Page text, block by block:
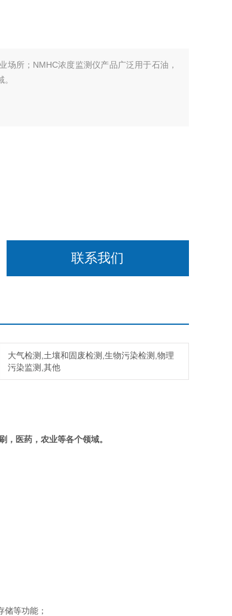
场所；NMHC浓度监测仪产品广泛用于石油，
联系我们
大气检测,土壤和固废检测,生物污染检测,物理
污染监测,其他
医药，农业等各个领域。
等功能；